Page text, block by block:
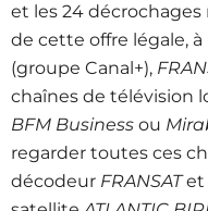
et les 24 décrochages
de cette offre légale,
(groupe Canal+),
chaînes de télévision
BFM Business ou
regarder toutes ces
décodeur FRANSATet